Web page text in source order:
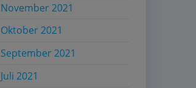
November 2021
Oktober 2021
September 2021
Juli 2021